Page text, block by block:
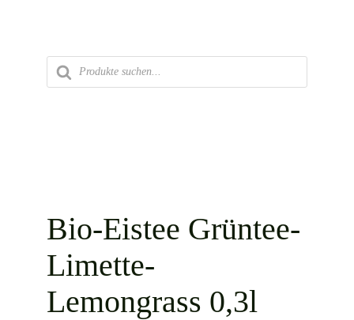
Products
search
Bio-Eistee Grüntee-
Limette-
Lemongrass 0,3l